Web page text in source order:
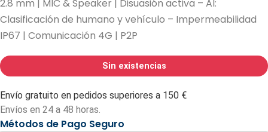
2.8 mm | MIC & Speaker | Disuasión activa – AI:
Clasificación de humano y vehículo – Impermeabilidad
IP67 | Comunicación 4G | P2P
Sin existencias
Envío gratuito en pedidos superiores a 150 €
Envíos en 24 a 48 horas.
Métodos de Pago Seguro